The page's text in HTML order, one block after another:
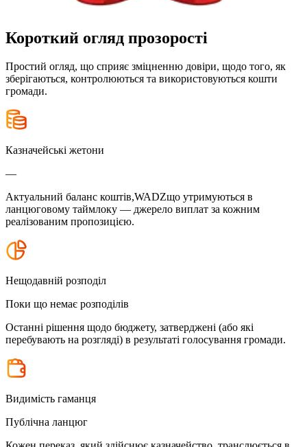
Короткий огляд прозорості
Простий огляд, що сприяє зміцненню довіри, щодо того, як
зберігаються, контролюються та використовуються кошти
громади.
Казначейські жетони
—
Актуальний баланс коштів,WADZщо утримуються в
ланцюговому таймлоку — джерело виплат за кожним
реалізованим пропозицією.
Нещодавній розподіл
Поки що немає розподілів
Останні рішення щодо бюджету, затверджені (або які
перебувають на розгляді) в результаті голосування громади.
Видимість гаманця
Публічна ланцюг